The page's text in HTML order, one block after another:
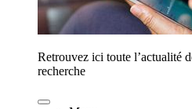
Retrouvez ici toute l’actualité
recherche